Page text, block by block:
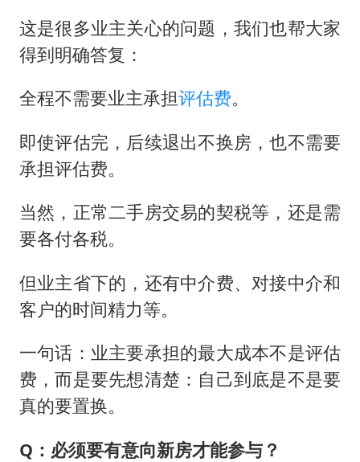
这是很多业主关心的问题，我们也帮大家
得到明确答复：
全程不需要业主承担评估费。
即使评估完，后续退出不换房，也不需要
承担评估费。
当然，正常二手房交易的契税等，还是需
要各付各税。
但业主省下的，还有中介费、对接中介和
客户的时间精力等。
一句话：业主要承担的最大成本不是评估
费，而是要先想清楚：自己到底是不是要
真的要置换。
Q：必须要有意向新房才能参与？